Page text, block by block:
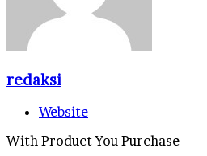
redaksi
Website
With Product You Purchase